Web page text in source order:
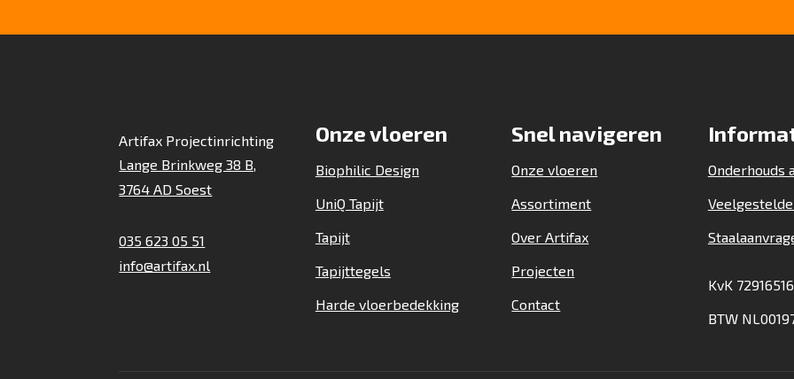
Artifax Projectinrichting
Lange Brinkweg 38 B,
3764 AD Soest
035 623 05 51
info@artifax.nl
Onze vloeren
Biophilic Design
UniQ Tapijt
Tapijt
Tapijttegels
Harde vloerbedekking
Snel navigeren
Onze vloeren
Assortiment
Over Artifax
Projecten
Contact
Onderhouds
KvK 72916516
BTW